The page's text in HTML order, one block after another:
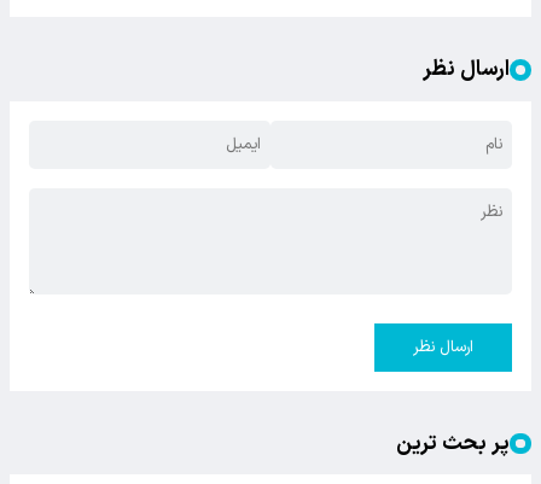
ارسال نظر
ارسال نظر
پر بحث ترین